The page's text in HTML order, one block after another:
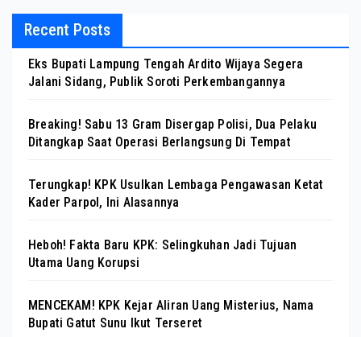
Recent Posts
Eks Bupati Lampung Tengah Ardito Wijaya Segera
Jalani Sidang, Publik Soroti Perkembangannya
Breaking! Sabu 13 Gram Disergap Polisi, Dua Pelaku
Ditangkap Saat Operasi Berlangsung Di Tempat
Terungkap! KPK Usulkan Lembaga Pengawasan Ketat
Kader Parpol, Ini Alasannya
Heboh! Fakta Baru KPK: Selingkuhan Jadi Tujuan
Utama Uang Korupsi
MENCEKAM! KPK Kejar Aliran Uang Misterius, Nama
Bupati Gatut Sunu Ikut Terseret